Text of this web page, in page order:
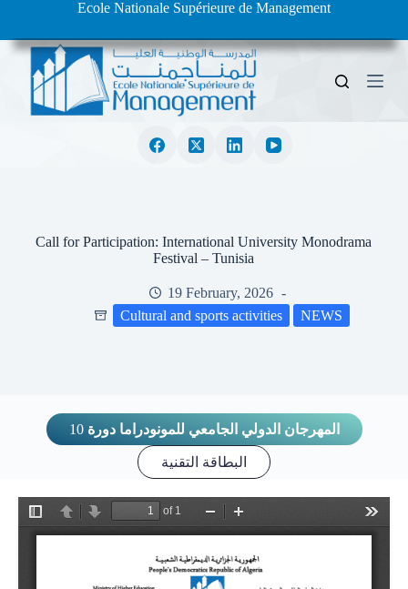
i
Ecole Nationale Supérieure de Management
Call for Participation: International University Monodrama
Festival – Tunisia
19 February, 2026
Cultural and sports activities
NEWS
10 المهرجان الدولي الجامعي للمونودراما دورة
البطاقة التقنية